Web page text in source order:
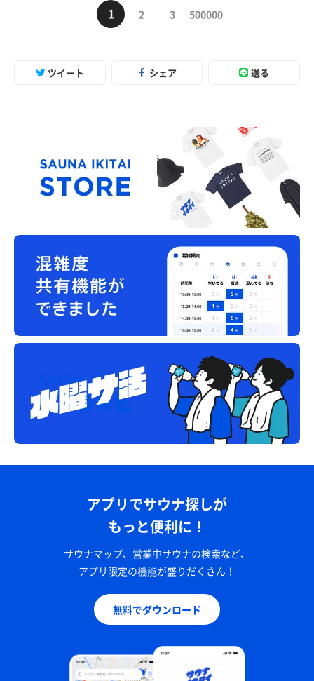
1 2 3 500000
ツイート シェア 送る
アプリでサウナ探しが
もっと便利に！
サウナマップ、営業中サウナの検索など、
アプリ限定の機能が盛りだくさん！
無料でダウンロード